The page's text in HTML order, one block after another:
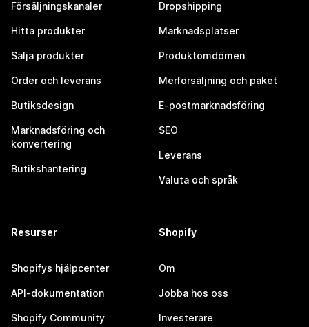
Försäljningskanaler
Hitta produkter
Sälja produkter
Order och leverans
Butiksdesign
Marknadsföring och
konvertering
Butikshantering
Dropshipping
Marknadsplatser
Produktomdömen
Merförsäljning och paket
E-postmarknadsföring
SEO
Leverans
Valuta och språk
Resurser
Shopifys hjälpcenter
API-dokumentation
Shopify Community
Shopify
Om
Jobba hos oss
Investerare